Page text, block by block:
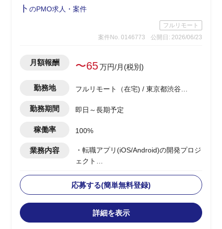
どの商品ジャンルで市場ポジションを狙
→調査自体は、あまり難易度は高くな
く、地道なディスクトップ調査がメイン
・基幹システムを含めたシステム領域
は、弊社コンサル担当がおり、双方で連
いく
・CRM構想として期待されているポイン
トは、OMO機能、EC機能、MA&CDP活
用によるパーソナライズCRMなど
ト のPMO求人・案件
フルリモート
案件No. 0146773
公開日: 2026/06/23
月額報酬 〜65万円/月(税別)
勤務地
フルリモート（在宅) / 東京都渋谷区
勤務期間 即日～長期予定
稼働率 100%
業務内容
・転職アプリ(iOS/Android)の開発プロジ
ェクト
・PMサポートとして、以下の業務を実
施予定
-開発チームの作業・進捗管理(Backlog
等)および開発・リリース計画の立案
応募する(簡単無料登録)
詳細を表示